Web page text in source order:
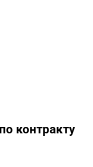
контракту